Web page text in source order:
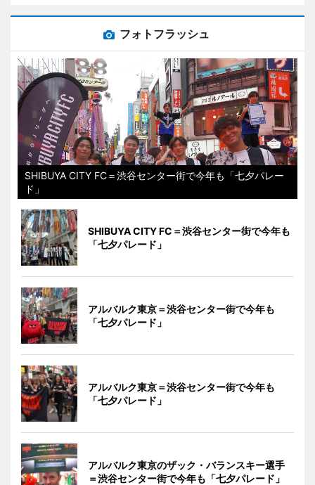
フォトフラッシュ
SHIBUYA CITY FC＝渋谷センター街で今年も「七夕パレー
ド」
SHIBUYA CITY FC＝渋谷センター街で今年も
「七夕パレード」
アルバルク東京＝渋谷センター街で今年も
「七夕パレード」
アルバルク東京＝渋谷センター街で今年も
「七夕パレード」
アルバルク東京のザック・バランスキー選手
＝渋谷センター街で今年も「七夕パレード」